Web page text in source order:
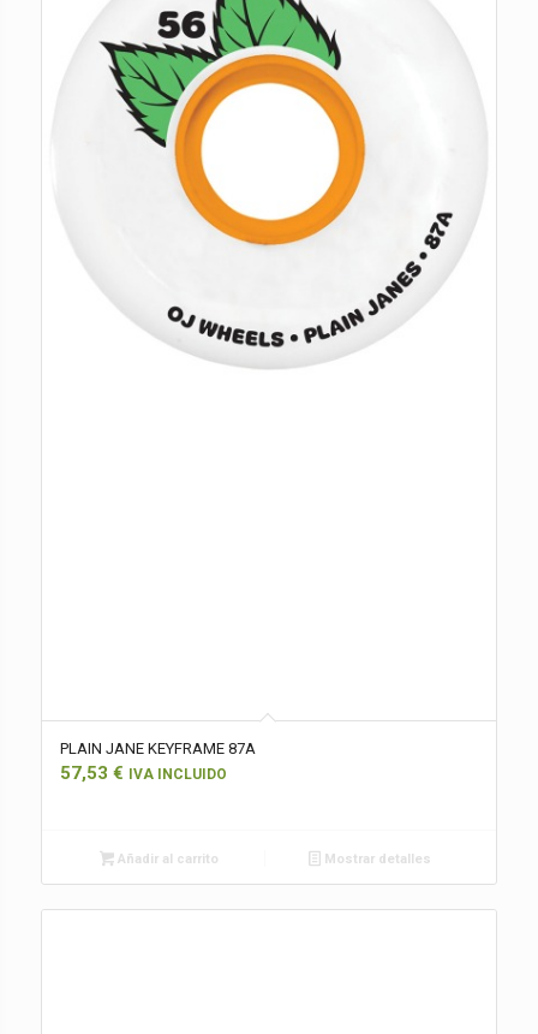
PLAIN JANE KEYFRAME 87A
57,53 € IVA INCLUIDO
Añadir al carrito Mostrar detalles